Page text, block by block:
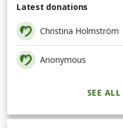
Latest donations
Christina Holmström
Anonymous
SEE